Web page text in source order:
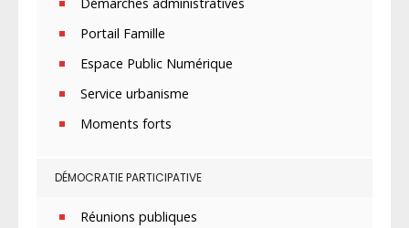
Portail Famille
Espace Public Numérique
Service urbanisme
Moments forts
DÉMOCRATIE PARTICIPATIVE
Réunions publiques